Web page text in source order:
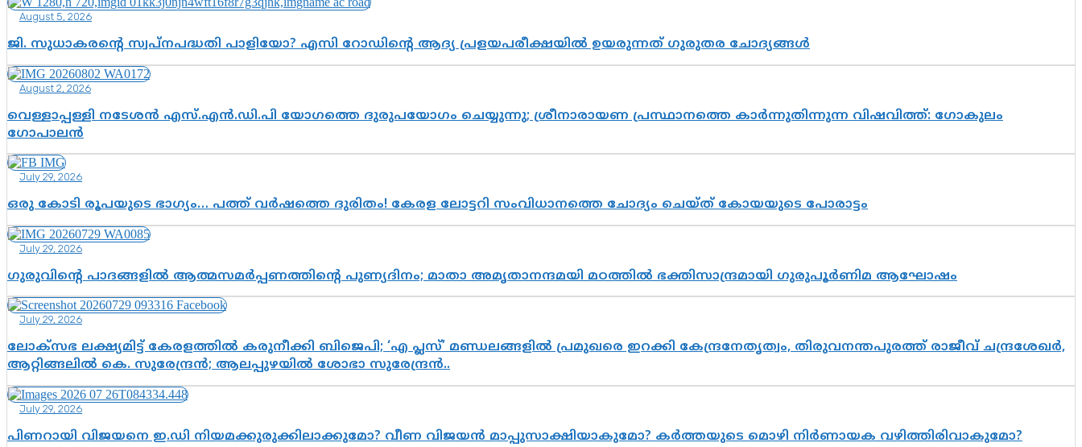
August 5, 2026
ജി. സുധാകരന്റെ സ്വപ്നപദ്ധതി പാളിയോ? എസി റോഡിന്റെ ആദ്യ പ്രളയപരീക്ഷയിൽ ഉയരുന്നത് ഗുരുതര ചോദ്യങ്ങൾ
August 2, 2026
വെള്ളാപ്പള്ളി നടേശൻ എസ്.എൻ.ഡി.പി യോഗത്തെ ദുരുപയോഗം ചെയ്യുന്നു; ശ്രീനാരായണ പ്രസ്ഥാനത്തെ കാർന്നുതിന്നുന്ന വിഷവിത്ത്: ഗോകുലം
ഗോപാലൻ
July 29, 2026
ഒരു കോടി രൂപയുടെ ഭാഗ്യം… പത്ത് വർഷത്തെ ദുരിതം! കേരള ലോട്ടറി സംവിധാനത്തെ ചോദ്യം ചെയ്ത് കോയയുടെ പോരാട്ടം
July 29, 2026
ഗുരുവിന്റെ പാദങ്ങളിൽ ആത്മസമർപ്പണത്തിന്റെ പുണ്യദിനം; മാതാ അമൃതാനന്ദമയി മഠത്തിൽ ഭക്തിസാന്ദ്രമായി ഗുരുപൂർണിമ ആഘോഷം
July 29, 2026
ലോക്സഭ ലക്ഷ്യമിട്ട് കേരളത്തിൽ കരുനീക്കി ബിജെപി; ‘എ പ്ലസ്’ മണ്ഡലങ്ങളിൽ പ്രമുഖരെ ഇറക്കി കേന്ദ്രനേതൃത്വം, തിരുവനന്തപുരത്ത് രാജീവ് ചന്ദ്രശേഖർ,
ആറ്റിങ്ങലിൽ കെ. സുരേന്ദ്രൻ; ആലപ്പുഴയിൽ ശോഭാ സുരേന്ദ്രൻ..
July 29, 2026
പിണറായി വിജയനെ ഇ.ഡി നിയമക്കുരുക്കിലാക്കുമോ? വീണ വിജയൻ മാപ്പുസാക്ഷിയാകുമോ? കർത്തയുടെ മൊഴി നിർണായക വഴിത്തിരിവാകുമോ?